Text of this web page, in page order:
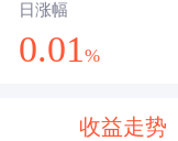
日涨幅
0.01 %
收益走势